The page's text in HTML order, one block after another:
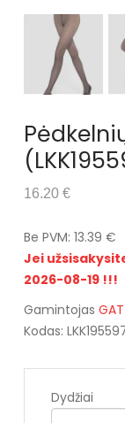
16.20 €
Be PVM: 13.39 €
Jei
2026-08-19 !!!
Gamintojas
Kodas:
Dydžiai